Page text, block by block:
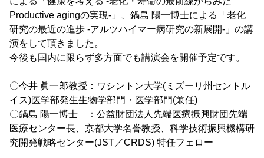
Productive agingの実現-」、鍋島 陽一博士による「老化
研究の最近の進歩 -アルツハイマー病研究の新展開-」の講
演をして頂きました。
今後も国内に限らず多方面でも講演会を開催予定です。
〇今井 眞一郎教授：ワシントン大学(ミズーリ州セントル
イス)医学部発生生物学部門・医学部門(兼任)
〇鍋島 陽一博士 ：公益財団法人先端医療振興財団先端
医療センター長、京都大学名誉教授、科学技術振興機構研
究開発戦略センター(JST／CRDS) 特任フェロー